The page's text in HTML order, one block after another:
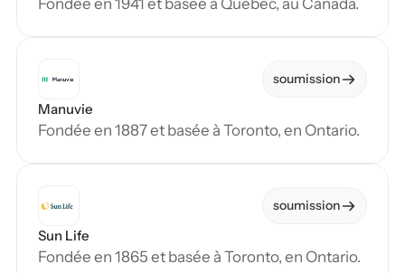
Fondée en 1941 et basée à Québec, au Canada.
soumission
Manuvie
Fondée en 1887 et basée à Toronto, en Ontario.
soumission
Sun Life
Fondée en 1865 et basée à Toronto, en Ontario.